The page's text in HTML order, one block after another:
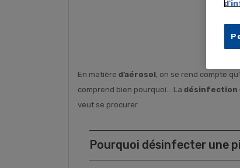
En matière d’aérosol, on se rend compte
comprend bien pourquoi… La désinfection
veut se procurer.
Pourquoi désinfecter une